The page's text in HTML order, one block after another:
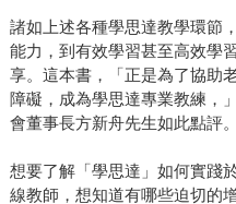
諸如上述各種學思達教學環節
能力，到有效學習甚至高效學
享。這本書，「正是為了協助
障礙，成為學思達專業教練，
會董事長方新舟先生如此點評。
想要了解「學思達」如何實踐
線教師，想知道有哪些迫切的